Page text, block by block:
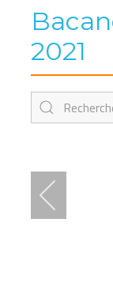
2021